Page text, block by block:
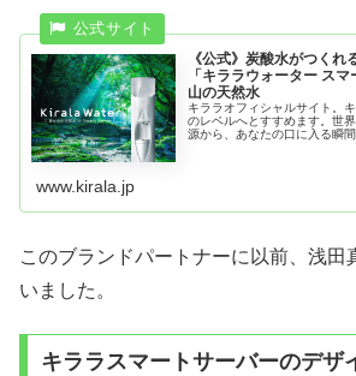
《公式》炭酸水がつく
「キララウォーター ス
山の天然水
キララオフィシャルサイト。
のレベルへとすすめます。世
源から、あなたの口に入る瞬
www.kirala.jp
このブランドパートナーに以前、浅田
いました。
キララスマートサーバーのデザ